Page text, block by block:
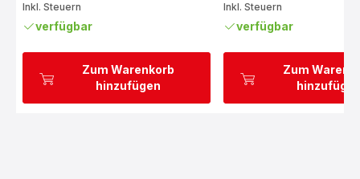
Zum Warenkorb
hinzufügen
Inkl. Steuern
verfügbar
Zum
Inkl. Steuern
verfügbar